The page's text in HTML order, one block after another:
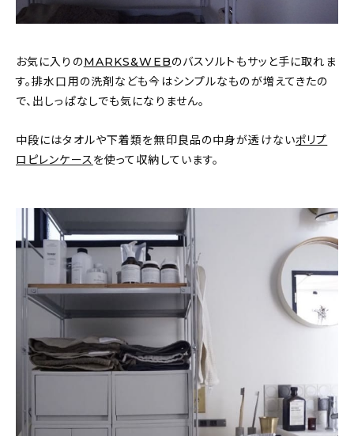
お気に入りのMARKS&WEBのバスソルトもサッと手に取れま
す。排水口用の洗剤なども今はシンプルなものが増えてきたの
で、出しっぱなしでも気になりません。
中段にはタオルや下着類を無印良品の中身が透けないポリプ
ロピレンケースを使って収納しています。